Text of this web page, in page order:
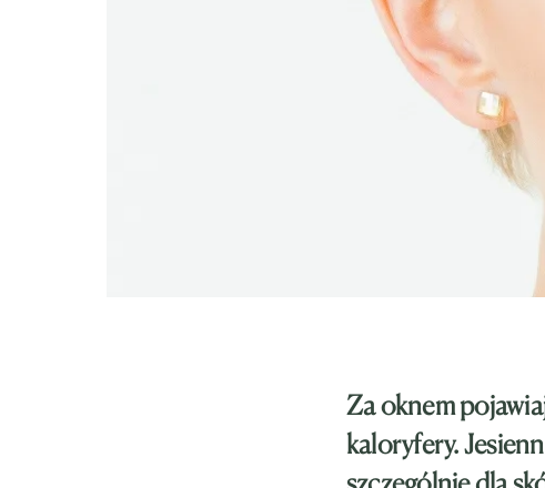
Za oknem
kaloryfery.